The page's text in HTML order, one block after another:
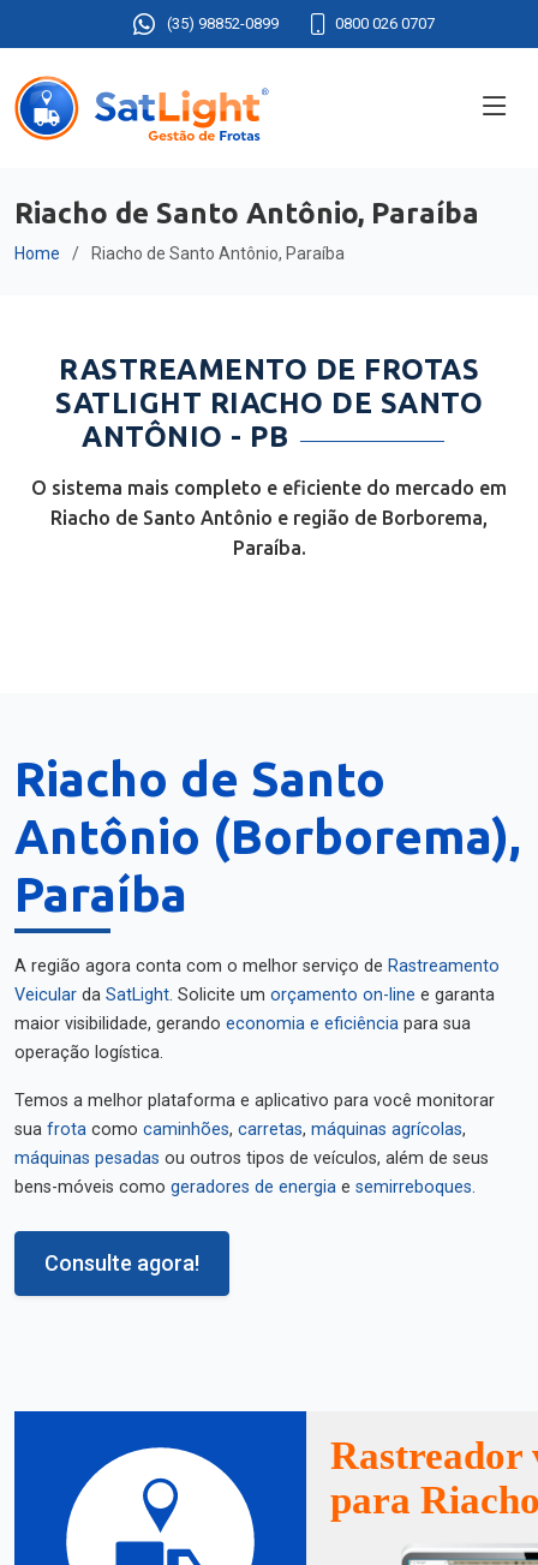
(35) 98852-0899 0800 026 0707
Riacho de Santo Antônio, Paraíba
Home Riacho de Santo Antônio, Paraíba
RASTREAMENTO DE FROTAS
SATLIGHT RIACHO DE SANTO
ANTÔNIO - PB
O sistema mais completo e eficiente do mercado em
Riacho de Santo Antônio e região de Borborema,
Paraíba.
Riacho de Santo
Antônio (Borborema),
Paraíba
A região agora conta com o melhor serviço de Rastreamento
Veicular da SatLight. Solicite um orçamento on-line e garanta
maior visibilidade, gerando economia e eficiência para sua
operação logística.
Temos a melhor plataforma e aplicativo para você monitorar
sua frota como caminhões, carretas, máquinas agrícolas,
máquinas pesadas ou outros tipos de veículos, além de seus
bens-móveis como geradores de energia e semirreboques.
Consulte agora!
Rastreador
para